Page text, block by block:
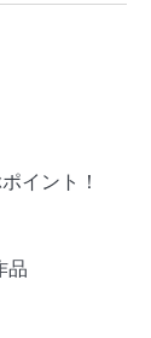
イント！
品